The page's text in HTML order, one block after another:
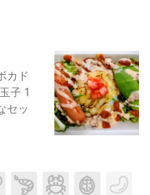
カド
子 1
セッ